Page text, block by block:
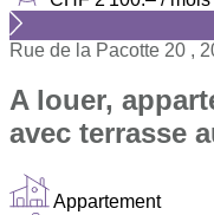
Rue de la Pacotte 20 ,
A louer,
avec terrasse
Appartement